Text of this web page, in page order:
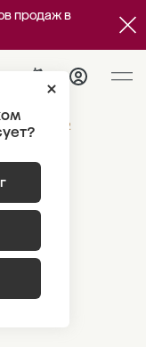
продаж в
5 Этаж 2